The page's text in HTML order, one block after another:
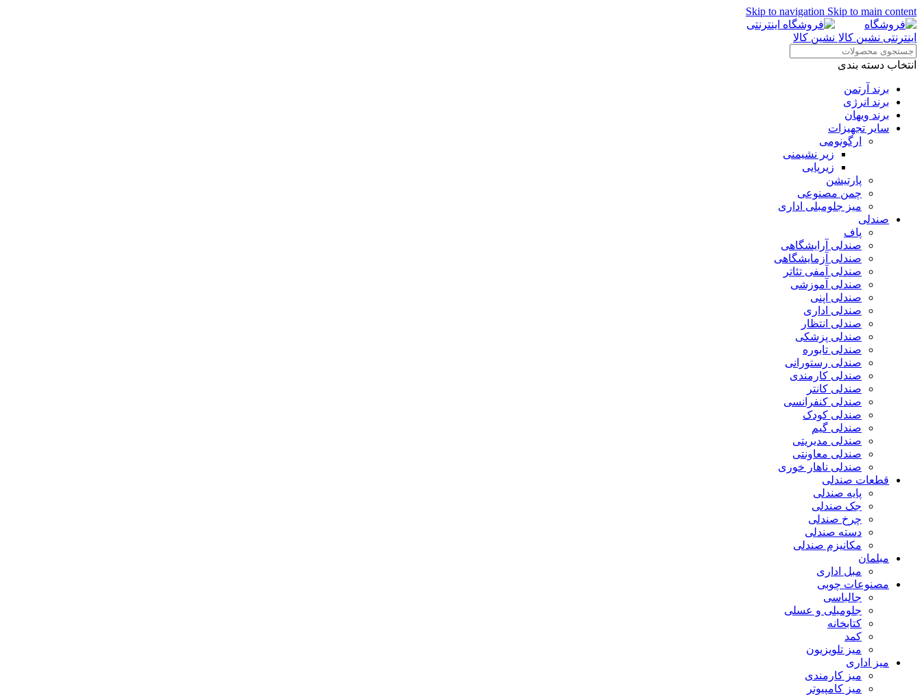
Skip to navigation Skip to main content
انتخاب دسته بندی
برند آرتمن
برند انرژی
برند ویهان
سایر تجهیزات
ارگونومی
زیر نشیمنی
زیرپایی
پارتیشن
چمن مصنوعی
میز جلومبلی اداری
صندلی
پاف
صندلی آرایشگاهی
صندلی آزمایشگاهی
صندلی آمفی تئاتر
صندلی آموزشی
صندلی اپنی
صندلی اداری
صندلی انتظار
صندلی پزشکی
صندلی تابوره
صندلی رستورانی
صندلی کارمندی
صندلی کانتر
صندلی کنفرانسی
صندلی کودک
صندلی گیم
صندلی مدیریتی
صندلی معاونتی
صندلی ناهار خوری
قطعات صندلی
پایه صندلی
جک صندلی
چرخ صندلی
دسته صندلی
مکانیزم صندلی
مبلمان
مبل اداری
مصنوعات چوبی
جالباسی
جلومبلی و عسلی
کتابخانه
کمد
میز تلویزیون
میز اداری
میز کارمندی
میز کامپیوتر